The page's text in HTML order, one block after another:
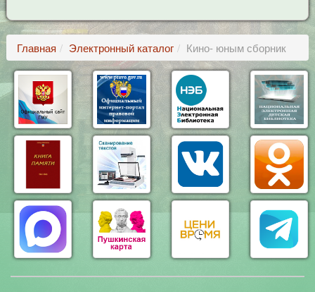
Главная Электронный каталог Кино- юным сборник